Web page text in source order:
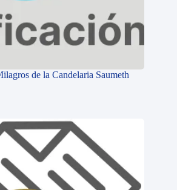
de la Candelaria Saumeth